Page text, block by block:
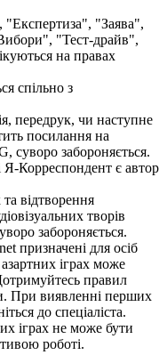
"Заява",
"Тест-драйв",
на правах
спільно з
передрук, чи наступне
посилання на
суворо забороняється.
Я-Корреспондент є автор
відтворення
творів
забороняється.
призначені для осіб
іграх може
правил
При виявленні перших
до спеціаліста.
іграх не може бути
роботі.